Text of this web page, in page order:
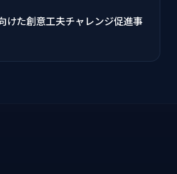
けた創意工夫チャレンジ促進事